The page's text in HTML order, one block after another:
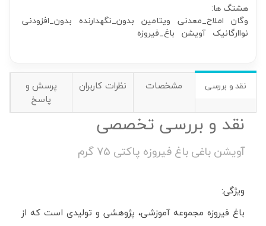
هشتگ ها:
وگان املاح_معدنی ویتامین بدون_نگهدارنده بدون_افزودنی
نواارگانیک آویشن باغ_فیروزه
نقد و بررسی مشخصات نظرات کاربران
پرسش و
پاسخ
نقد و بررسی تخصصی
آویشن باغی باغ فیروزه پاکتی 75 گرم
ویژگی:
باغ فیروزه مجموعه آموزشی، پژوهشی و تولیدی است که از